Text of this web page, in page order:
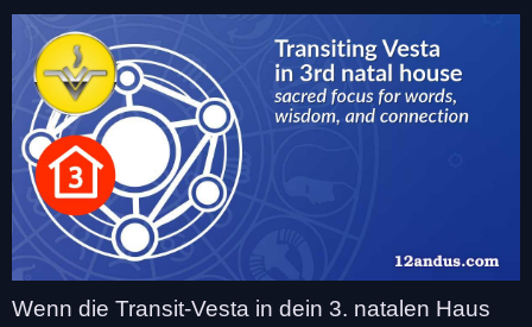
Wenn die Transit-Vesta in dein 3. natalen Haus